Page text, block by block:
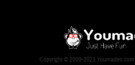
Copyright © 2009-2021